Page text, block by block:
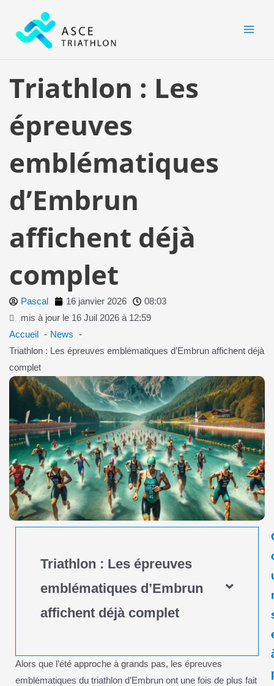
contenu
Triathlon : Les
épreuves
emblématiques
d’Embrun
affichent déjà
complet
Pascal 16 janvier 2026
08:03
mis à jour le 16 Juil 2026 à 12:59
Accueil
News
Triathlon : Les épreuves emblématiques d’Embrun affichent déjà
complet
Triathlon : Les épreuves
emblématiques d’Embrun
affichent déjà complet
Alors que l’été approche à grands pas, les épreuves
emblématiques du triathlon d’Embrun ont une fois de plus fait